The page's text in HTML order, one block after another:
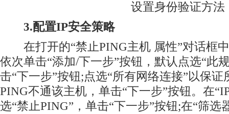
设置身份验证方法
3.配置IP安全策略
在打开的“禁止PING主机 属性”对话框中
依次单击“添加/下一步”按钮，默认点选“此
击“下一步”按钮;点选“所有网络连接”以保证
PING不通该主机，单击“下一步”按钮。在
选“禁止PING”，单击“下一步”按钮;在“筛选